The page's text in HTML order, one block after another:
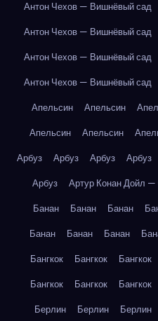
Антон Чехов — Вишнёвый сад
Антон Чехов — Вишнёвый сад
Антон Чехов — Вишнёвый сад
Антон Чехов — Вишнёвый сад
Апельсин
Апельсин
Апельсин
Апельсин
Арбуз
Арбуз Арбуз Арбуз
Арбуз
Артур Конан Дойл —
Банан
Банан Банан
Банан
Банан Банан
Бангкок
Бангкок Бангкок
Бангкок
Бангкок Бангкок
Берлин
Берлин Берлин